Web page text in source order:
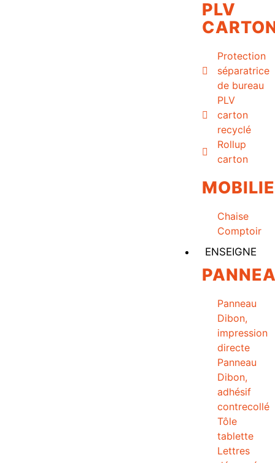
PLV
Protection
séparatrice
de bureau
PLV
carton
recyclé
Rollup
carton
Chaise
Comptoir
ENSEIGNE
Panneau
Dibon,
impression
directe
Panneau
Dibon,
adhésif
contrecollé
Tôle
tablette
Lettres